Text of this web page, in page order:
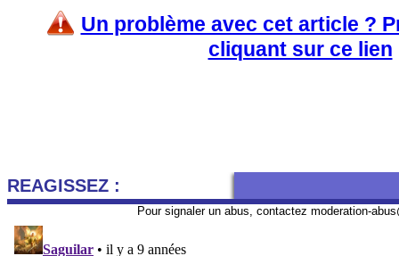
Un problème avec cet article ?
cliquant sur ce lien
REAGISSEZ :
Pour signaler un abus, contactez moderation-